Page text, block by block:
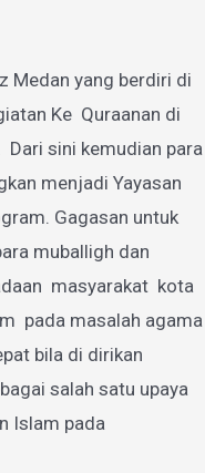
Medan yang berdiri di
Ke Quraanan di
sini kemudian para
menjadi Yayasan
Gagasan untuk
muballigh dan
masyarakat kota
pada masalah agama
bila di dirikan
salah satu upaya
Islam pada